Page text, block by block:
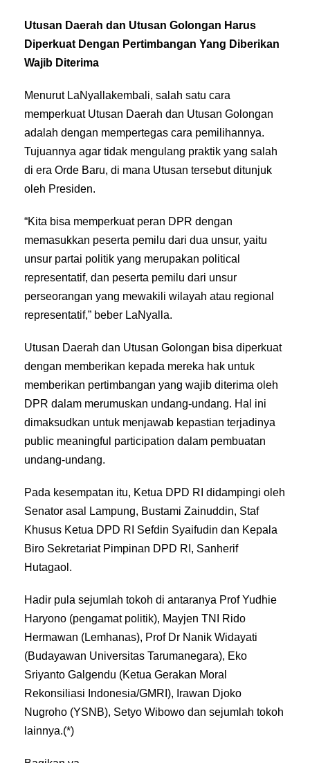
Utusan Daerah dan Utusan Golongan Harus
Diperkuat Dengan Pertimbangan Yang Diberikan
Wajib Diterima
Menurut LaNyallakembali, salah satu cara
memperkuat Utusan Daerah dan Utusan Golongan
adalah dengan mempertegas cara pemilihannya.
Tujuannya agar tidak mengulang praktik yang salah
di era Orde Baru, di mana Utusan tersebut ditunjuk
oleh Presiden.
“Kita bisa memperkuat peran DPR dengan
memasukkan peserta pemilu dari dua unsur, yaitu
unsur partai politik yang merupakan political
representatif, dan peserta pemilu dari unsur
perseorangan yang mewakili wilayah atau regional
representatif,” beber LaNyalla.
Utusan Daerah dan Utusan Golongan bisa diperkuat
dengan memberikan kepada mereka hak untuk
memberikan pertimbangan yang wajib diterima oleh
DPR dalam merumuskan undang-undang. Hal ini
dimaksudkan untuk menjawab kepastian terjadinya
public meaningful participation dalam pembuatan
undang-undang.
Pada kesempatan itu, Ketua DPD RI didampingi oleh
Senator asal Lampung, Bustami Zainuddin, Staf
Khusus Ketua DPD RI Sefdin Syaifudin dan Kepala
Biro Sekretariat Pimpinan DPD RI, Sanherif
Hutagaol.
Hadir pula sejumlah tokoh di antaranya Prof Yudhie
Haryono (pengamat politik), Mayjen TNI Rido
Hermawan (Lemhanas), Prof Dr Nanik Widayati
(Budayawan Universitas Tarumanegara), Eko
Sriyanto Galgendu (Ketua Gerakan Moral
Rekonsiliasi Indonesia/GMRI), Irawan Djoko
Nugroho (YSNB), Setyo Wibowo dan sejumlah tokoh
lainnya.(*)